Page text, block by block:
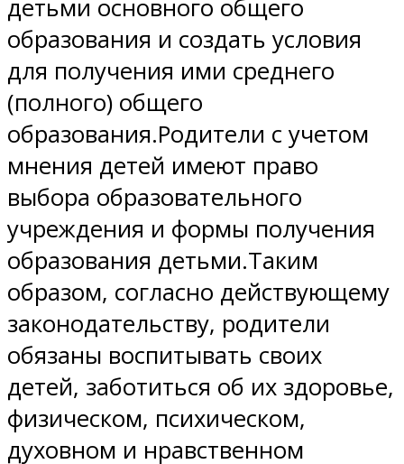
детьми основного общего
образования и создать условия
для получения ими среднего
(полного) общего
образования.Родители с учетом
мнения детей имеют право
выбора образовательного
учреждения и формы получения
образования детьми.Таким
образом, согласно действующему
законодательству, родители
обязаны воспитывать своих
детей, заботиться об их здоровье,
физическом, психическом,
духовном и нравственном